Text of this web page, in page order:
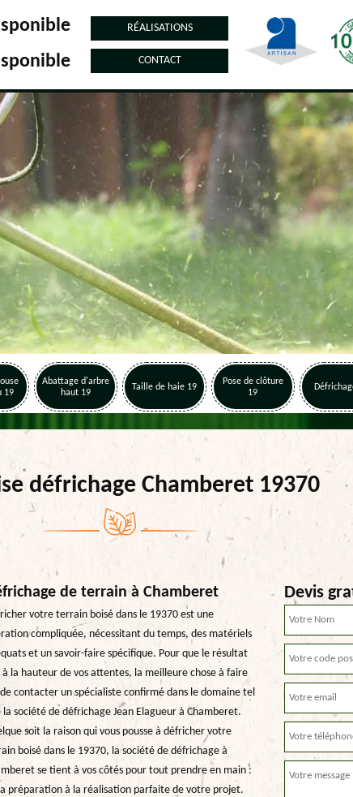
RÉALISATIONS
CONTACT
19
Abattage d'arbre
haut 19
Taille de haie 19
Pose de clôture
19
défrichage Chamberet 19370
de terrain à Chamberet
votre terrain boisé dans le 19370 est une
compliquée, nécessitant du temps, des matériels
et un savoir-faire spécifique. Pour que le résultat
à la hauteur de vos attentes, la meilleure chose à faire
contacter un spécialiste confirmé dans le domaine tel
la société de défrichage Jean Elagueur à Chamberet.
soit la raison qui vous pousse à défricher votre
boisé dans le 19370, la société de défrichage à
se tient à vos côtés pour tout prendre en main :
préparation à la réalisation parfaite de votre projet.
Devis